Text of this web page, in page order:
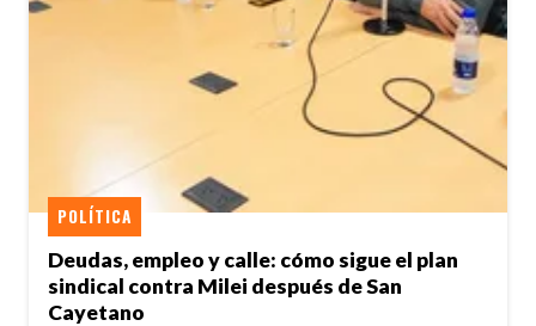
Deudas, empleo y calle: cómo sigue el plan
sindical contra Milei después de San
Cayetano
POLÍTICA